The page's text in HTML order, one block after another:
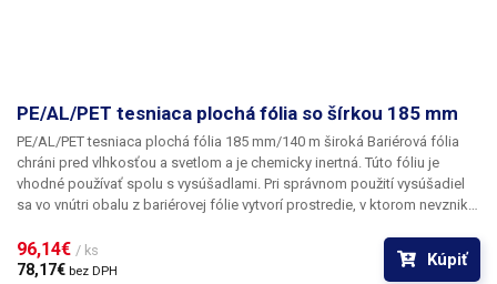
PE/AL/PET tesniaca plochá fólia so šírkou 185 mm
PE/AL/PET tesniaca plochá fólia 185 mm/140 m široká
chráni pred vlhkosťou a svetlom a je chemicky inertná. Túto fóliu je
vhodné používať spolu s vysúšadlami. Pri správnom použití vysúšadiel
sa vo vnútri obalu z bariérovej fólie vytvorí prostredie, v ktorom nevzniká
suchého ovocia, čaju, kávy, ako aj na balenie elektroniky, súčiastok a
dielov, ktoré sú náchylné napríklad na koróziu alebo oxidáciu. Fólia je
96,14€ / ks
78,17€ bez DPH
Kúpiť